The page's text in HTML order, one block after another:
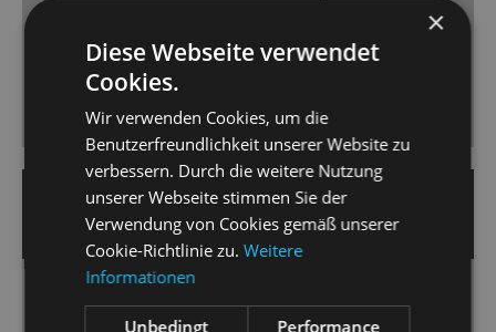
Premiere [...] Marcus Günzel, hat als Conférencier die
volle Aufmerksamkeit bei sich. Er ist Showman,
Paradiesvogel, mitreißender Unterhalter, einer, dem
man die Rampensau vom ersten bis zum letzten
Moment abnimmt. [...]
19. April 2025 | Ute Grundmann
OPERN.NEWS
Zeitgeschichte mit Fallstricken
×
Diese Webseite verwendet
Cookies.
Wir verwenden Cookies, um die
Benutzerfreundlichkeit unserer Website zu
verbessern. Durch die weitere Nutzung
unserer Webseite stimmen Sie der
Verwendung von Cookies gemäß unserer
Cookie-Richtlinie zu.Weitere
Informationen
Unbedingt Performance